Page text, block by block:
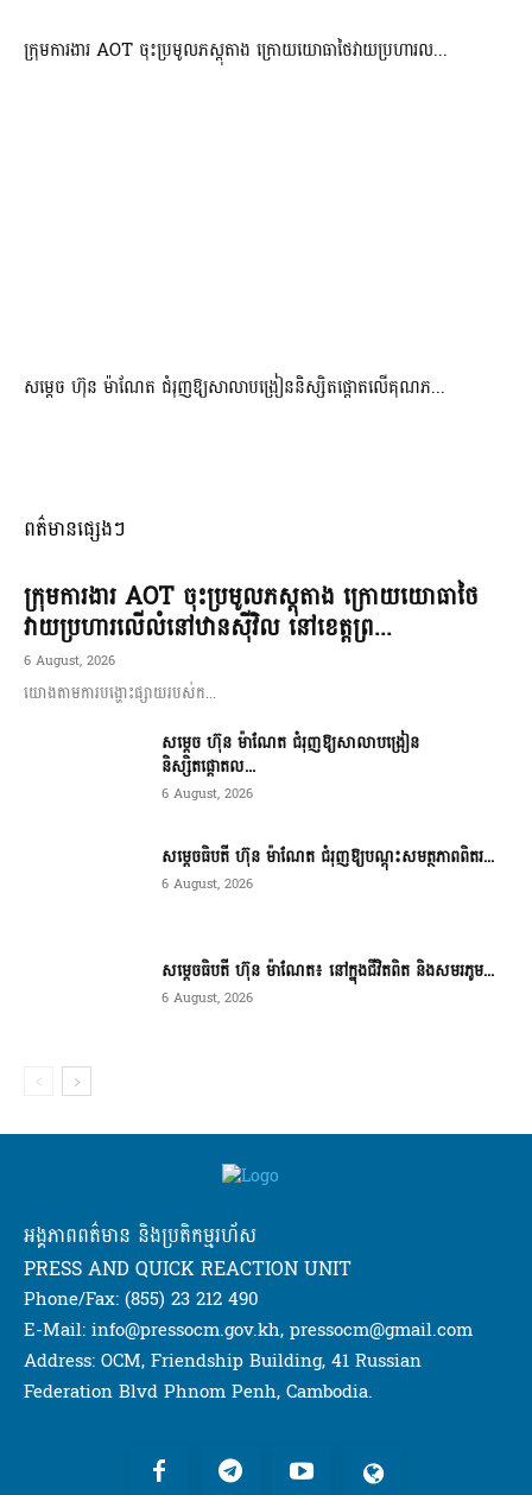
ក្រុមការងារ AOT ចុះប្រមូលភស្តុតាង ក្រោយយោធាថៃវាយប្រហារល...
សម្តេច ហ៊ុន ម៉ាណែត ជំរុញឱ្យសាលាបង្រៀននិស្សិតផ្តោតលើគុណភ...
ពត៌មានផ្សេងៗ
ក្រុមការងារ AOT ចុះប្រមូលភស្តុតាង ក្រោយយោធាថៃ
វាយប្រហារលើលំនៅឋានស៊ីវិល នៅខេត្តព្រ...
6 August, 2026
យោងតាមការបង្ហោះផ្សាយរបស់ក...
សម្តេច ហ៊ុន ម៉ាណែត ជំរុញឱ្យសាលាបង្រៀន
និស្សិតផ្តោតល...
6 August, 2026
សម្តេចធិបតី ហ៊ុន ម៉ាណែត ជំរុញឱ្យបណ្តុះសមត្ថភាពពិតរ...
6 August, 2026
សម្តេចធិបតី ហ៊ុន ម៉ាណែត៖ នៅក្នុងជីវិតពិត និងសមរភូម...
6 August, 2026
អង្គភាពពត៌មាន និងប្រតិកម្មរហ័ស
PRESS AND QUICK REACTION UNIT
Phone/Fax: (855) 23 212 490
E-Mail: info@pressocm.gov.kh, pressocm@gmail.com
Address: OCM, Friendship Building, 41 Russian
Federation Blvd Phnom Penh, Cambodia.